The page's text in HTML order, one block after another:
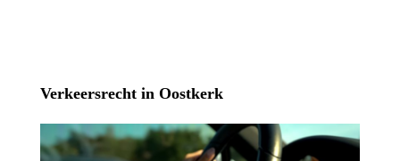
Verkeersrecht in Oostkerk